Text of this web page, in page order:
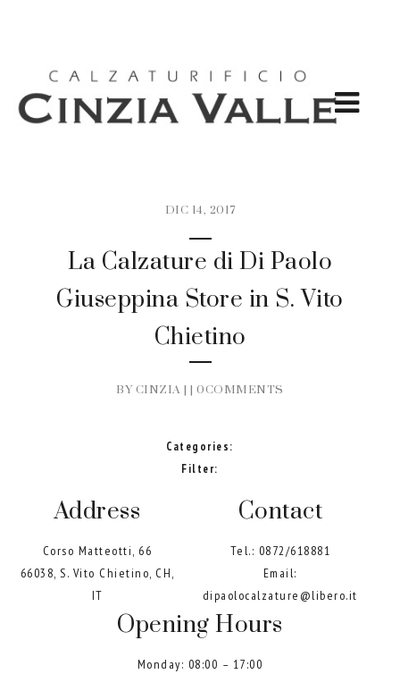
DIC 14, 2017
La Calzature di Di Paolo
Giuseppina Store in S. Vito
Chietino
BY CINZIA | |0COMMENTS
Categories:
Filter:
Address
Corso Matteotti, 66
66038, S. Vito Chietino, CH,
IT
Contact
Tel.: 0872/618881
Email:
dipaolocalzature@libero.it
Opening Hours
Monday: 08:00 – 17:00